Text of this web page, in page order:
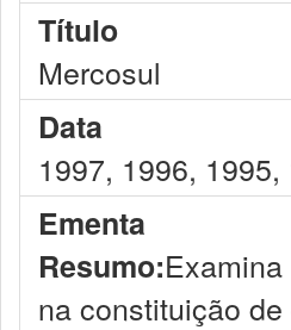
Título
Mercosul
Data
1997, 1996, 1995,
Ementa
Resumo:
na constituição